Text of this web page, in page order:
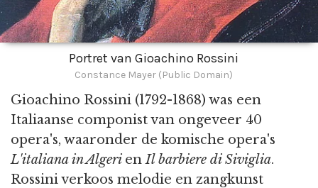
Portret van Gioachino Rossini
Constance Mayer (Public Domain)
Gioachino Rossini (1792-1868) was een
Italiaanse componist van ongeveer 40
opera's, waaronder de komische opera's
L'italiana in Algeri enIl barbiere di Siviglia.
Rossini verkoos melodie en zangkunst